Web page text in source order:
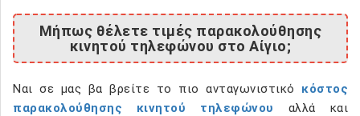
Μήπως θέλετε τιμές παρακολούθησης
κινητού τηλεφώνου στο Αίγιο;
Ναι σε μας βα βρείτε το πιο ανταγωνιστικό κόστος
παρακολούθησης κινητού τηλεφώνου αλλά και